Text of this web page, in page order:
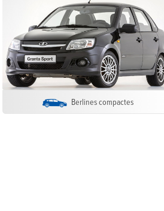
Berlines compactes